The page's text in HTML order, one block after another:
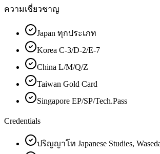
ความเชี่ยวชาญ
Japan ทุกประเภท
Korea C-3/D-2/E-7
China L/M/Q/Z
Taiwan Gold Card
Singapore EP/SP/Tech.Pass
Credentials
ปริญญาโท Japanese Studies,